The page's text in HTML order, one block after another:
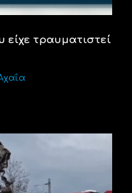
είχε τραυματιστεί